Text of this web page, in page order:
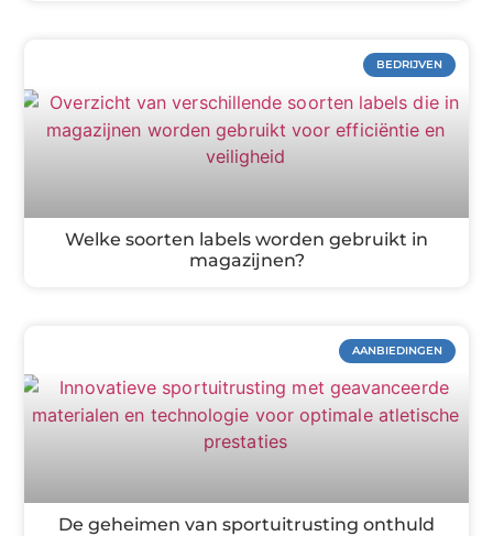
BEDRIJVEN
Welke soorten labels worden gebruikt in
magazijnen?
AANBIEDINGEN
De geheimen van sportuitrusting onthuld